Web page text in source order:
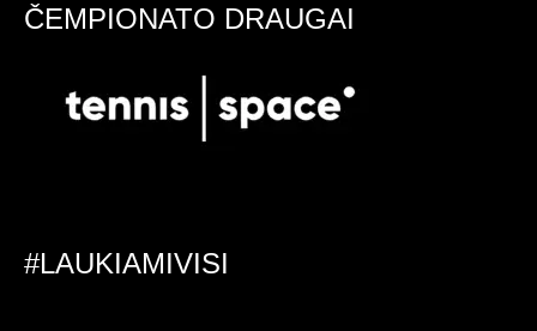
ČEMPIONATO DRAUGAI
#LAUKIAMIVISI